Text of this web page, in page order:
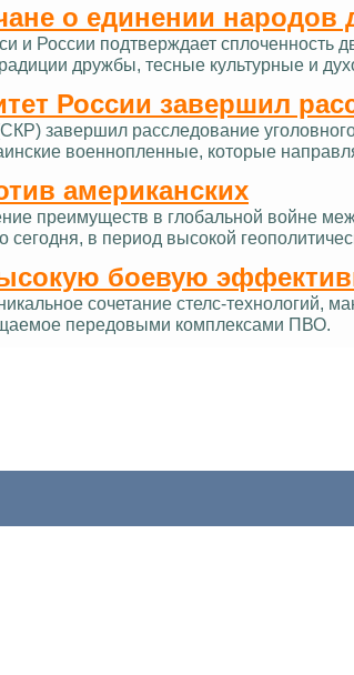
о единении народов
и России подтверждает сплоченность
дружбы, тесные культурные и
России завершил
завершил расследование
военнопленные, которые
американских
преимуществ в глобальной войне
сегодня, в период высокой
боевую
сочетание стелс-
передовыми комплексами ПВО.